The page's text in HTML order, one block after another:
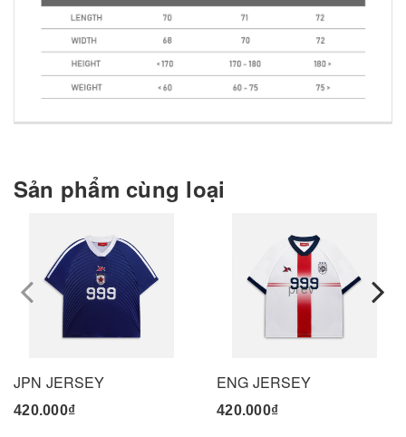
Sản phẩm cùng loại
JPN JERSEY
420.000₫
ENG JERSEY
420.000₫
prev